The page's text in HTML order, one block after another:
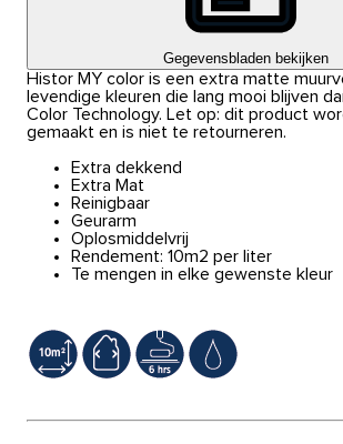
Gegevensbladen bekijken
Histor MY color is een extra matte
levendige kleuren die lang mooi blijven
Color Technology. Let op: dit product
gemaakt en is niet te retourneren.
Extra dekkend
Extra Mat
Reinigbaar
Geurarm
Oplosmiddelvrij
Rendement: 10m2 per liter
Te mengen in elke gewenste kleur